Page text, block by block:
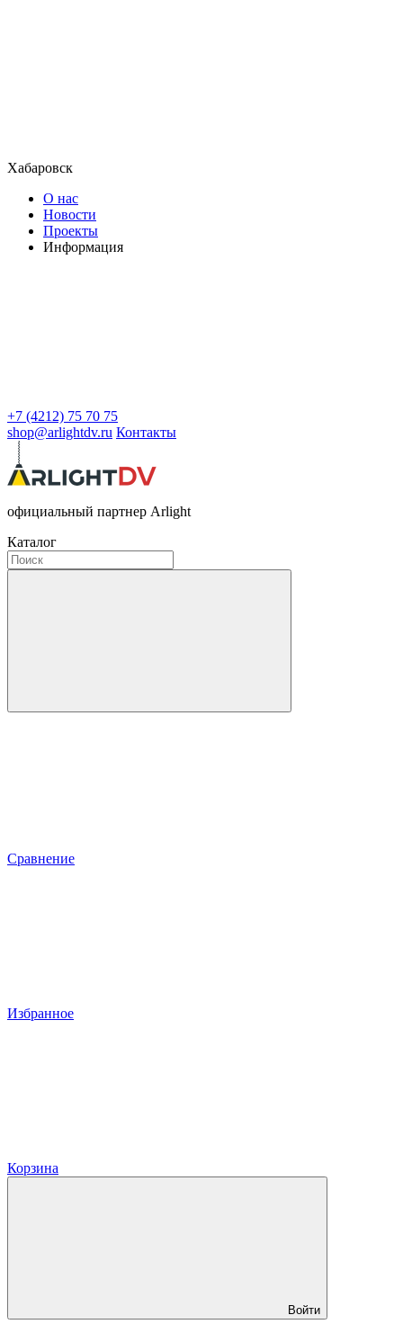
Хабаровск
О нас
Новости
Проекты
Информация
+7 (4212) 75 70 75
shop@arlightdv.ru Контакты
официальный партнер Arlight
Каталог
Сравнение
Избранное
Корзина
Войти